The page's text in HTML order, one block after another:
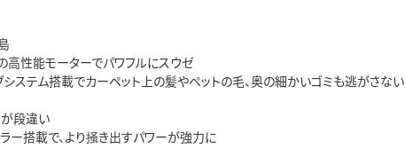
高性能モーターでパワフルにスウゼ
システム搭載でカーペット上の髪やペットの毛、奥の細かいゴミも逃がさない
段違い
ー搭載で、より掻き出すパワーが強力に